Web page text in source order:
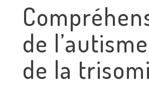
de
de la